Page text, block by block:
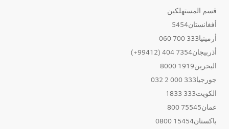
قسم المستهلكين
أفغانستان5454
أرمينيا333 700 060
أذربيجان7354 404 (99412+)
البحرين1919 8000
جورجيا333 000 2 032
الكويت333 1833
عمان75545 800
باكستان15454 0800